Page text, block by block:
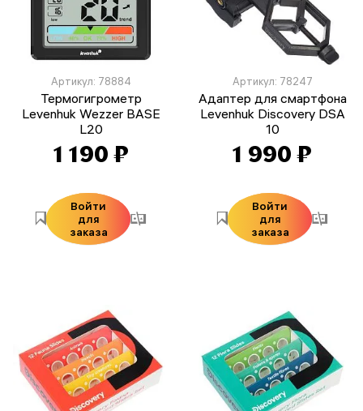
Артикул: 78884
Термогигрометр
Levenhuk Wezzer BASE
L20
1 190 ₽
Войти
для
заказа
Артикул: 78247
Адаптер для смартфона
Levenhuk Discovery DSA
10
1 990 ₽
Войти
для
заказа